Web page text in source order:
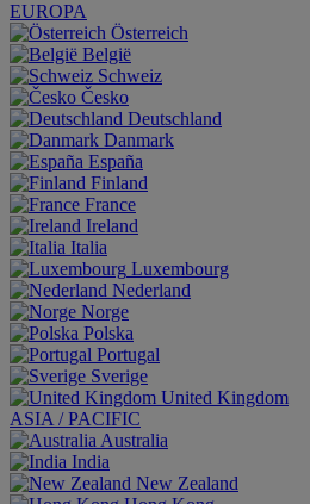
EUROPA
Österreich
België
Schweiz
Česko
Deutschland
Danmark
España
Finland
France
Ireland
Italia
Luxembourg
Nederland
Norge
Polska
Portugal
Sverige
United Kingdom
ASIA / PACIFIC
Australia
India
New Zealand